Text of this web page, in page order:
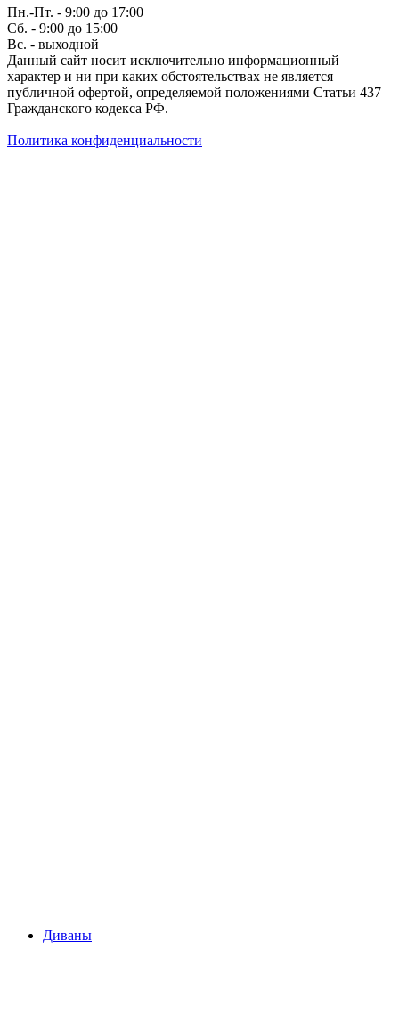
Пн.-Пт. - 9:00 до 17:00
Сб. - 9:00 до 15:00
Вс. - выходной
Данный сайт носит исключительно информационный
характер и ни при каких обстоятельствах не является
публичной офертой, определяемой положениями Статьи 437
Гражданского кодекса РФ.
Политика конфиденциальности
Диваны